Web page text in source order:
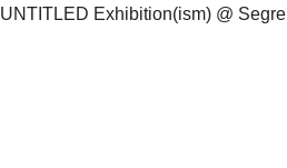
UNTITLED Exhibition(ism) @ Segre